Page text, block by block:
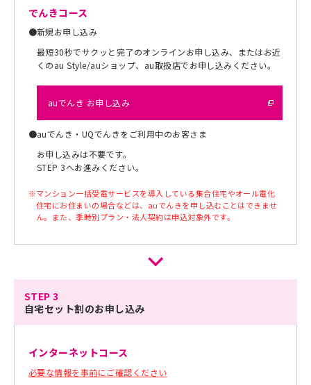
でんきコース
●新規お申し込み
最短30秒でサクッと完了のオンラインお申し込み、またはお近
くのau Style/auショップ、au取扱店でお申し込みください。
auでんき お申し込み
●auでんき・UQでんきをご利用中のお客さま
お申し込みは不要です。
STEP 3へお進みください。
※マンション一括受電サービスを導入している集合住宅やオール電化
住宅にお住まいの場合などは、auでんきを申し込むことはできませ
ん。また、季時別プラン・法人契約は申込対象外です。
STEP 3
自宅セット割のお申し込み
インターネットコース
必要な情報を事前にご確認ください